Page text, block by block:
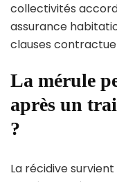
collectivités
assurance
clauses
La mérule
après un
?
La récidive survient